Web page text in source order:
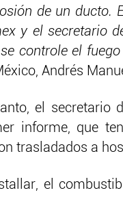
de un ducto.
y el secretario
controle el
Andrés
el secretario
informe, que
trasladados a
el